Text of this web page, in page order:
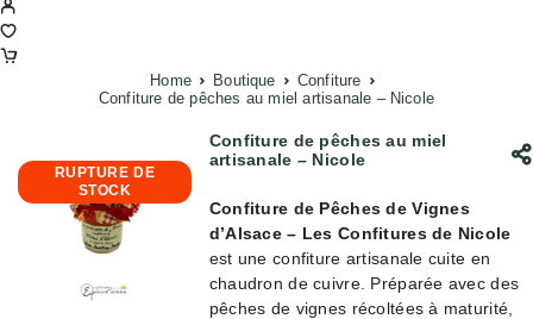
Home Boutique
Confiture
Confiture de pêches au miel artisanale – Nicole
RUPTURE DE
STOCK
Confiture de pêches au miel
artisanale – Nicole
Confiture de Pêches de Vignes
d’Alsace – Les Confitures de Nicole
est une confiture artisanale cuite en
chaudron de cuivre. Préparée avec des
pêches de vignes récoltées à maturité,